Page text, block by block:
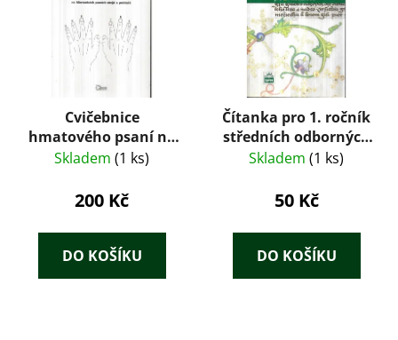
Cvičebnice
hmatového psaní na
klávesnicích psacích
Skladem (1 ks)
200 Kč
DO KOŠÍKU
Čítanka pro 1. ročník
středních odborných
škol
Skladem (1 ks)
50 Kč
DO KOŠÍKU